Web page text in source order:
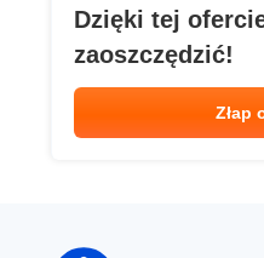
Dzięki tej
zaoszczędzić!
Złap